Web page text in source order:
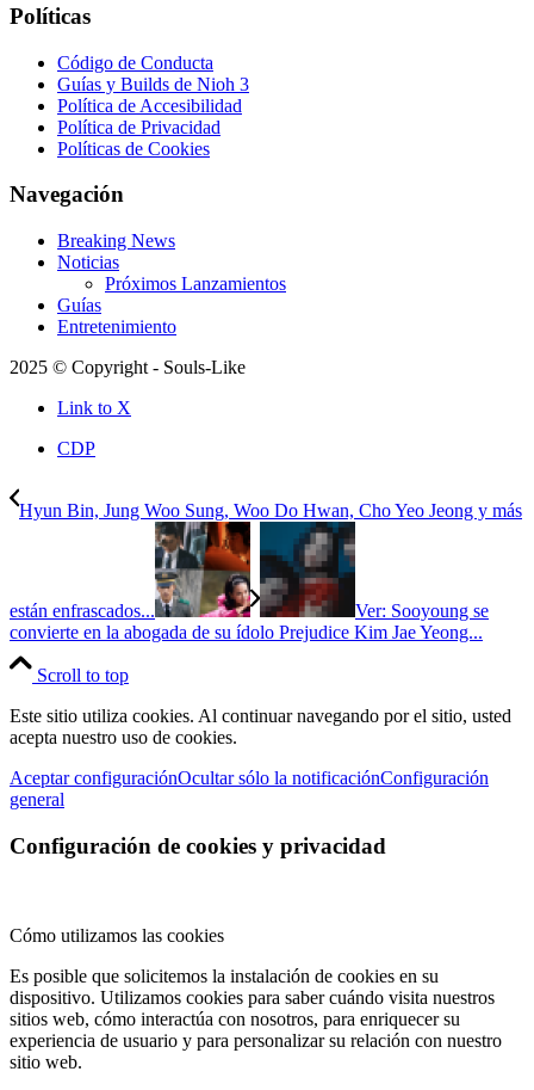
Políticas
Código de Conducta
Guías y Builds de Nioh 3
Política de Accesibilidad
Política de Privacidad
Políticas de Cookies
Navegación
Breaking News
Noticias
Próximos Lanzamientos
Guías
Entretenimiento
2025 © Copyright - Souls-Like
Link to X
CDP
Hyun Bin, Jung Woo Sung, Woo Do Hwan, Cho Yeo Jeong y más
están enfrascados...
Ver: Sooyoung se
convierte en la abogada de su ídolo Prejudice Kim Jae Yeong...
Scroll to top
Este sitio utiliza cookies. Al continuar navegando por el sitio, usted
acepta nuestro uso de cookies.
Aceptar configuraciónOcultar sólo la notificaciónConfiguración
general
Configuración de cookies y privacidad
Cómo utilizamos las cookies
Es posible que solicitemos la instalación de cookies en su
dispositivo. Utilizamos cookies para saber cuándo visita nuestros
sitios web, cómo interactúa con nosotros, para enriquecer su
experiencia de usuario y para personalizar su relación con nuestro
sitio web.